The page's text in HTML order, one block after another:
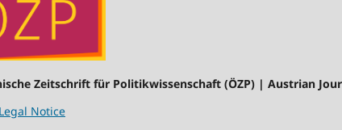
Zeitschrift für Politikwissenschaft (ÖZP) | Austrian
Legal Notice